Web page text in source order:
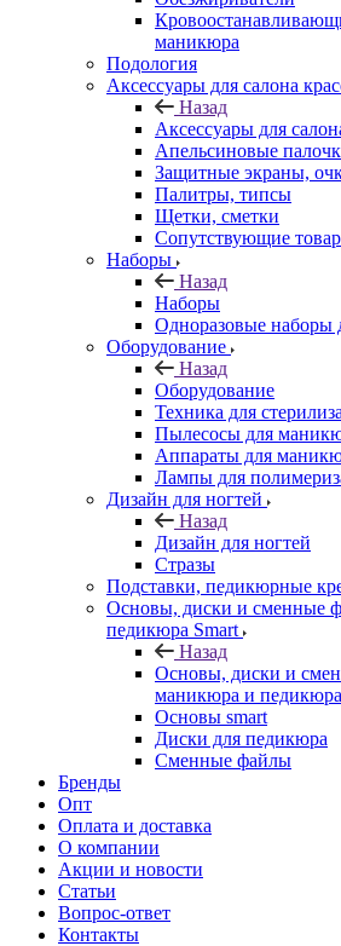
маникюра
Подология
Аксессуары для салона
Назад
Аксессуары для
Апельсиновые
Защитные экраны,
Палитры, типсы
Щетки, сметки
Сопутствующие
Наборы
Назад
Наборы
Одноразовые наборы
Оборудование
Назад
Оборудование
Техника для
Пылесосы для
Аппараты для
Лампы для
Дизайн для ногтей
Назад
Дизайн для ногтей
Стразы
Подставки, педикюрные
Основы, диски и сменные
педикюра Smart
Назад
Основы, диски и
маникюра и
Основы smart
Диски для педикюра
Сменные файлы
Бренды
Опт
Оплата и доставка
О компании
Акции и новости
Статьи
Вопрос-ответ
Контакты